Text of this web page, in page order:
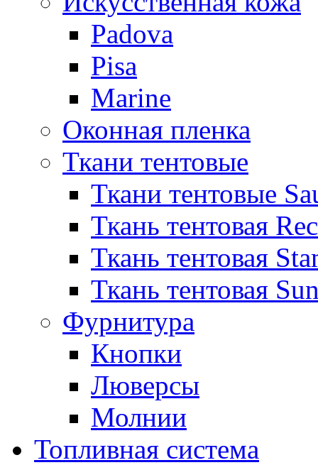
Padova
Pisa
Marine
Оконная пленка
Ткани тентовые
Ткани тентовые
Ткань тентовая
Ткань тентовая
Ткань тентовая
Фурнитура
Кнопки
Люверсы
Молнии
Топливная система